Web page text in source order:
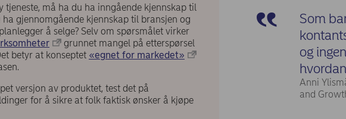
må ha du ha inngående kjennskap til
gjennomgående kjennskap til bransjen og
å selge? Selv om spørsmålet virker
grunnet mangel på etterspørsel
betyr at konseptet «egnet for markedet»
versjon av produktet, test det på
for å sikre at folk faktisk ønsker å kjøpe
Som
og
Anni
and